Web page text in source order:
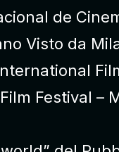
de
Visto da
Festival –